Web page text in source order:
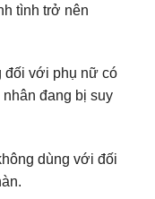
tình trở nên
đối với phụ nữ có
đang bị suy
dùng với đối